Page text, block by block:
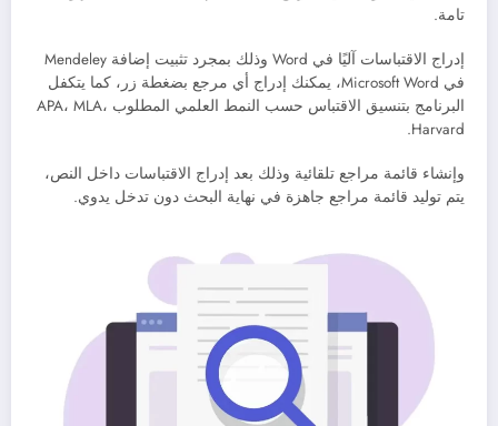
تامة.
إدراج الاقتباسات آليًا في Word وذلك بمجرد تثبيت إضافة Mendeley
في Microsoft Word، يمكنك إدراج أي مرجع بضغطة زر، كما يتكفل
البرنامج بتنسيق الاقتباس حسب النمط العلمي المطلوب APA، MLA،
Harvard.
وإنشاء قائمة مراجع تلقائية وذلك بعد إدراج الاقتباسات داخل النص،
يتم توليد قائمة مراجع جاهزة في نهاية البحث دون تدخل يدوي.